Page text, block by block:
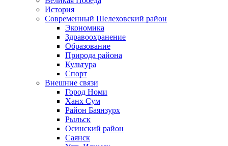
История
Современный Шелеховский район
Экономика
Здравоохранение
Образование
Природа района
Культура
Спорт
Внешние связи
Город Номи
Ханх Сум
Район Баянзурх
Рыльск
Осинский район
Саянск